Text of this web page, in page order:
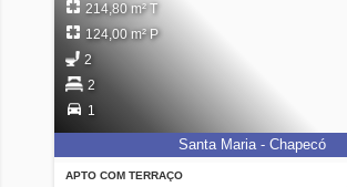
APTO COM TERRAÇO
214,80 m² T
124,00 m² P
2
2
1
Santa Maria - Chapecó